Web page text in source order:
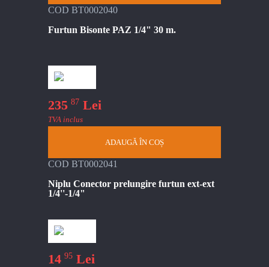
COD BT0002040
Furtun Bisonte PAZ 1/4" 30 m.
235 87 Lei
TVA inclus
ADAUGĂ ÎN COȘ
COD BT0002041
Niplu Conector prelungire furtun ext-ext
1/4''-1/4"
14 95 Lei